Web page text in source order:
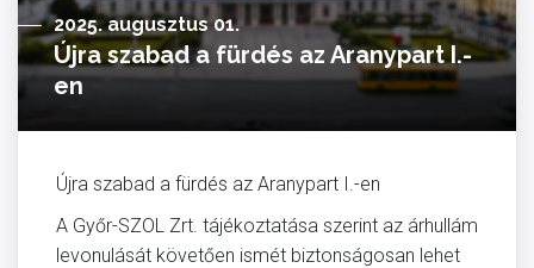
2025. augusztus 01.
Újra szabad a fürdés az Aranypart I.-
en
Újra szabad a fürdés az Aranypart I.-en
A Győr-SZOL Zrt. tájékoztatása szerint az árhullám
levonulását követően ismét biztonságosan lehet